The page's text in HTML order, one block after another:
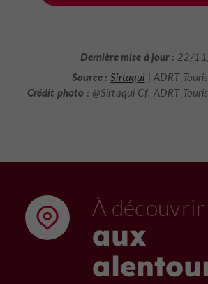
Dernière mise à jour : 22/
Source : Sirtaqui | ADRT
Crédit photo : @Sirtaqui Cf. ADRT
À découvrir
aux